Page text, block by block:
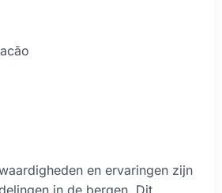
en ervaringen zijn